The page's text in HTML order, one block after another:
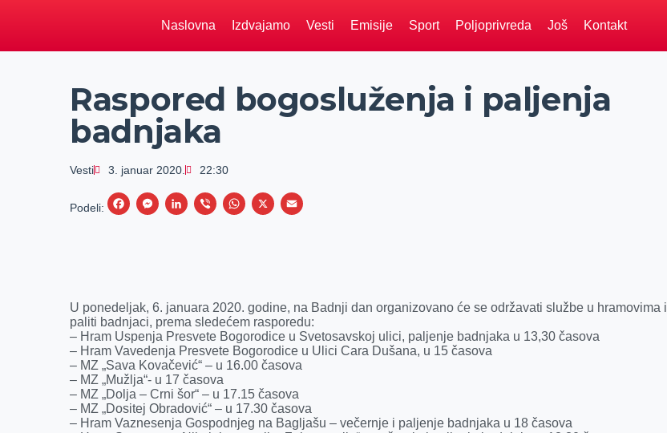
Naslovna Izdvajamo Vesti Emisije Sport Poljoprivreda Još Kontakt
Raspored bogosluženja i paljenja
badnjaka
Vesti 3. januar 2020. 22:30
Podeli:
F
o
o
k
M
n
g
e
r
L
d
I
n
V
W
A
p
p
X
U ponedeljak, 6. januara 2020. godine, na Badnji dan organizovano će se održavati službe u hramovima i
paliti badnjaci, prema sledećem rasporedu:
– Hram Uspenja Presvete Bogorodice u Svetosavskoj ulici, paljenje badnjaka u 13,30 časova
– Hram Vavedenja Presvete Bogorodice u Ulici Cara Dušana, u 15 časova
– MZ „Sava Kovačević“ – u 16.00 časova
– MZ „Mužlja“- u 17 časova
– MZ „Dolja – Crni šor“ – u 17.15 časova
– MZ „Dositej Obradović“ – u 17.30 časova
– Hram Vaznesenja Gospodnjeg na Bagljašu – večernje i paljenje badnjaka u 18 časova